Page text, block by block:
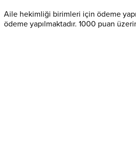
Aile hekimliği birimleri için ödeme
ödeme yapılmaktadır. 1000 puan